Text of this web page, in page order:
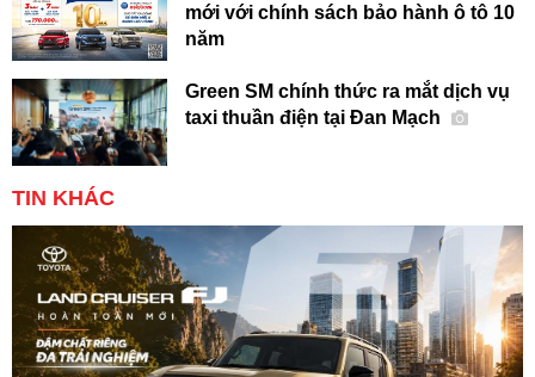
mới với chính sách bảo hành ô tô 10
năm
Green SM chính thức ra mắt dịch vụ
taxi thuần điện tại Đan Mạch
TIN KHÁC